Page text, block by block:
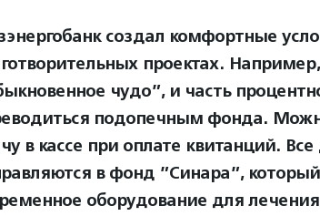
создал комфортные
проектах.
чудо”, и часть
подопечным фонда.
в кассе при оплате квитанций.
в фонд ”Синара”,
оборудование для